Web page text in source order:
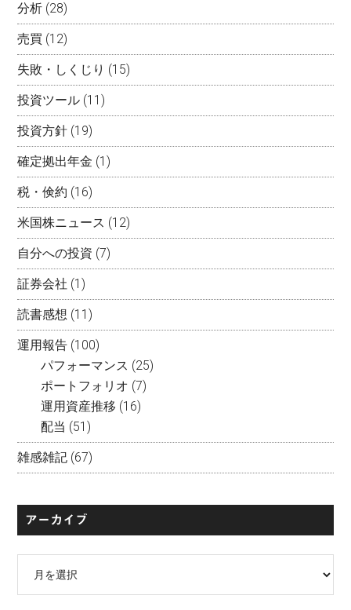
分析 (28)
売買 (12)
失敗・しくじり (15)
投資ツール (11)
投資方針 (19)
確定拠出年金 (1)
税・倹約 (16)
米国株ニュース (12)
自分への投資 (7)
証券会社 (1)
読書感想 (11)
運用報告 (100)
パフォーマンス (25)
ポートフォリオ (7)
運用資産推移 (16)
配当 (51)
雑感雑記 (67)
アーカイブ